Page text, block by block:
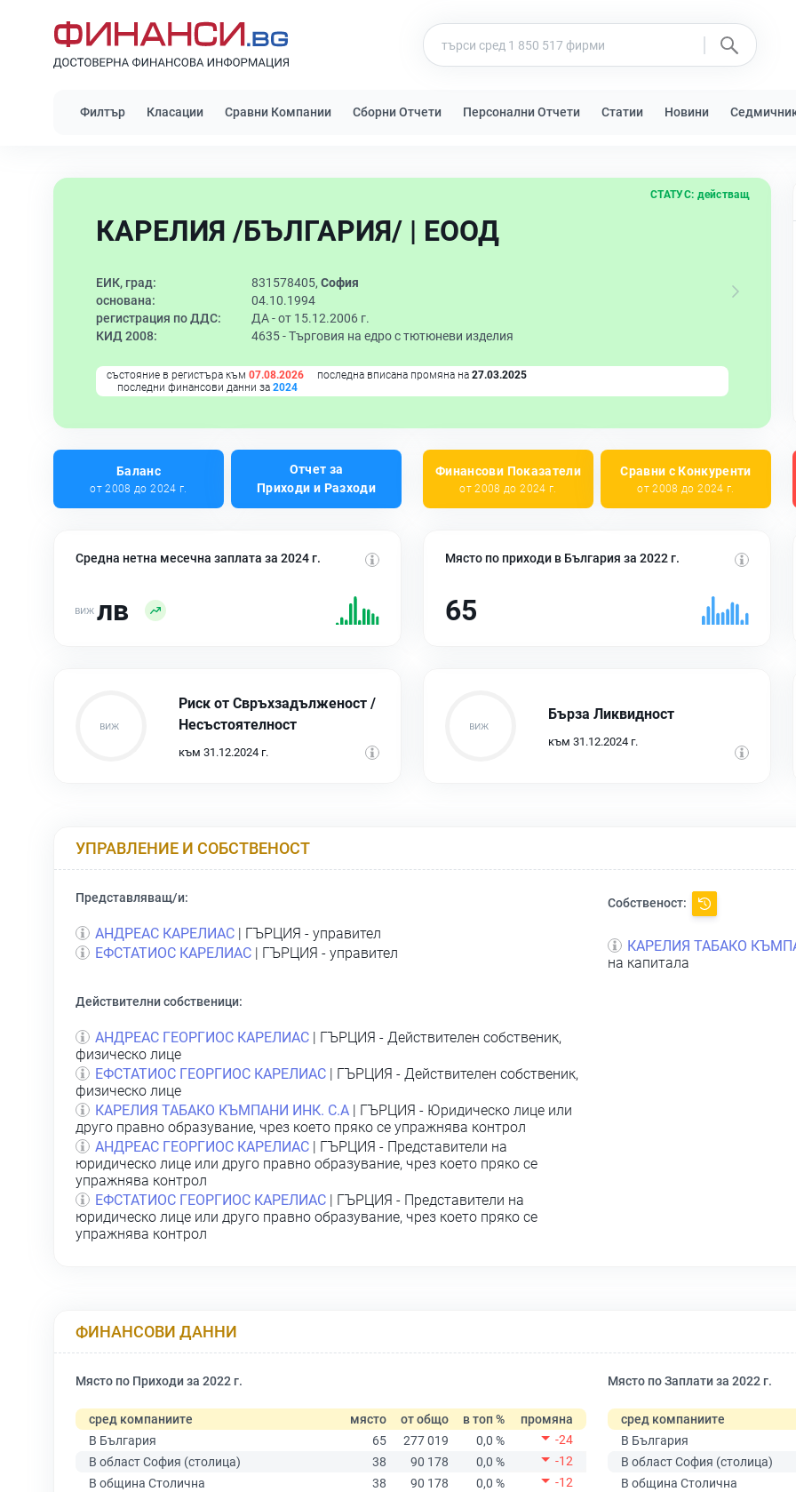
Филтър Класации Сравни Компании Сборни Отчети Персонални Отчети Статии Новини
КАРЕЛИЯ /БЪЛГАРИЯ/ | ЕООД
СТАТУС: действащ
ЕИК, град: 831578405, София
основана:
04.10.1994
регистрация по ДДС:
ДА - от 15.12.2006 г.
КИД 2008:
4635 -Търговия на едро с тютюневи изделия
състояние в регистъра към 07.08.2026 последна вписана промяна на 27.03.2025
последни финансови данни за 2024
Баланс
от 2008 до 2024 г.
Отчет за
Приходи и Разходи
Финансови Показатели
от 2008 до 2024 г.
Сравни с Конкуренти
от 2008 до 2024 г.
Средна нетна месечна заплата за 2024 г.
лв
Място по приходи в България за 2022 г.
65
Риск от Свръхзадълженост /
Несъстоятелност
към 31.12.2024 г.
Бърза Ликвидност
към 31.12.2024 г.
УПРАВЛЕНИЕ И СОБСТВЕНОСТ
Представляващ/и:
АНДРЕАС КАРЕЛИАС | ГЪРЦИЯ - управител
ЕФСТАТИОС КАРЕЛИАС | ГЪРЦИЯ - управител
Собственост:
КАРЕЛИЯ ТАБАКО
на капитала
Действителни собственици:
АНДРЕАС ГЕОРГИОС КАРЕЛИАС | ГЪРЦИЯ - Действителен собственик,
физическо лице
ЕФСТАТИОС ГЕОРГИОС КАРЕЛИАС | ГЪРЦИЯ - Действителен собственик,
физическо лице
КАРЕЛИЯ ТАБАКО КЪМПАНИ ИНК. С.А | ГЪРЦИЯ - Юридическо лице или
друго правно образувание, чрез което пряко се упражнява контрол
АНДРЕАС ГЕОРГИОС КАРЕЛИАС | ГЪРЦИЯ - Представители на
юридическо лице или друго правно образувание, чрез което пряко се
упражнява контрол
ЕФСТАТИОС ГЕОРГИОС КАРЕЛИАС | ГЪРЦИЯ - Представители на
юридическо лице или друго правно образувание, чрез което пряко се
упражнява контрол
ФИНАНСОВИ ДАННИ
Място по Приходи за 2022 г.
сред компаниите място от общо в топ %
промяна
В България
65 277 019 0,0 %
-24
В област София (столица)
38 90 178 0,0 %
-12
В община Столична
38 90 178 0,0 %
-12
Място по Заплати за 2022 г.
сред компаниите
В България
В област София (столица)
В община Столична